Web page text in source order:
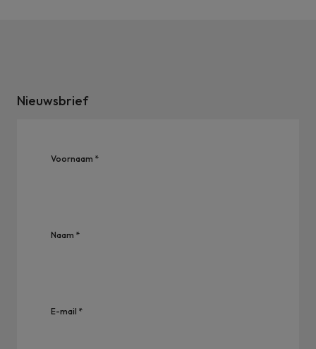
Nieuwsbrief
Voornaam *
Naam *
E-mail *